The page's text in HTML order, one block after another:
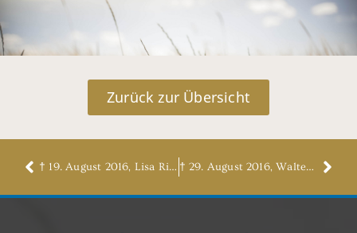
Zurück zur Übersicht
† 19. August 2016, Lisa Richers, geb. Müller † 29. August 2016, Walter Harleß